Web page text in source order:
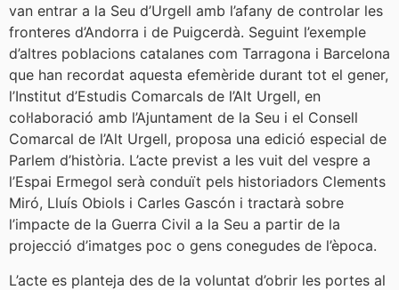
van entrar a la Seu d’Urgell amb l’afany de controlar les
fronteres d’Andorra i de Puigcerdà. Seguint l’exemple
d’altres poblacions catalanes com Tarragona i Barcelona
que han recordat aquesta efemèride durant tot el gener,
l’Institut d’Estudis Comarcals de l’Alt Urgell, en
col·laboració amb l’Ajuntament de la Seu i el Consell
Comarcal de l’Alt Urgell, proposa una edició especial de
Parlem d’història. L’acte previst a les vuit del vespre a
l’Espai Ermegol serà conduït pels historiadors Clements
Miró, Lluís Obiols i Carles Gascón i tractarà sobre
l’impacte de la Guerra Civil a la Seu a partir de la
projecció d’imatges poc o gens conegudes de l’època.
L’acte es planteja des de la voluntat d’obrir les portes al